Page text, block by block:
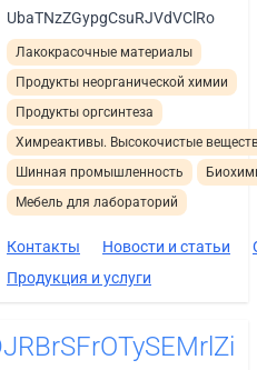
UbaTNzZGypgCsuRJVdVClRo
Лакокрасочные материалы
Продукты неорганической химии
Продукты оргсинтеза
Химреактивы. Высокочистые
Шинная промышленность
Мебель для лабораторий
Контакты Новости и статьи
Продукция и услуги